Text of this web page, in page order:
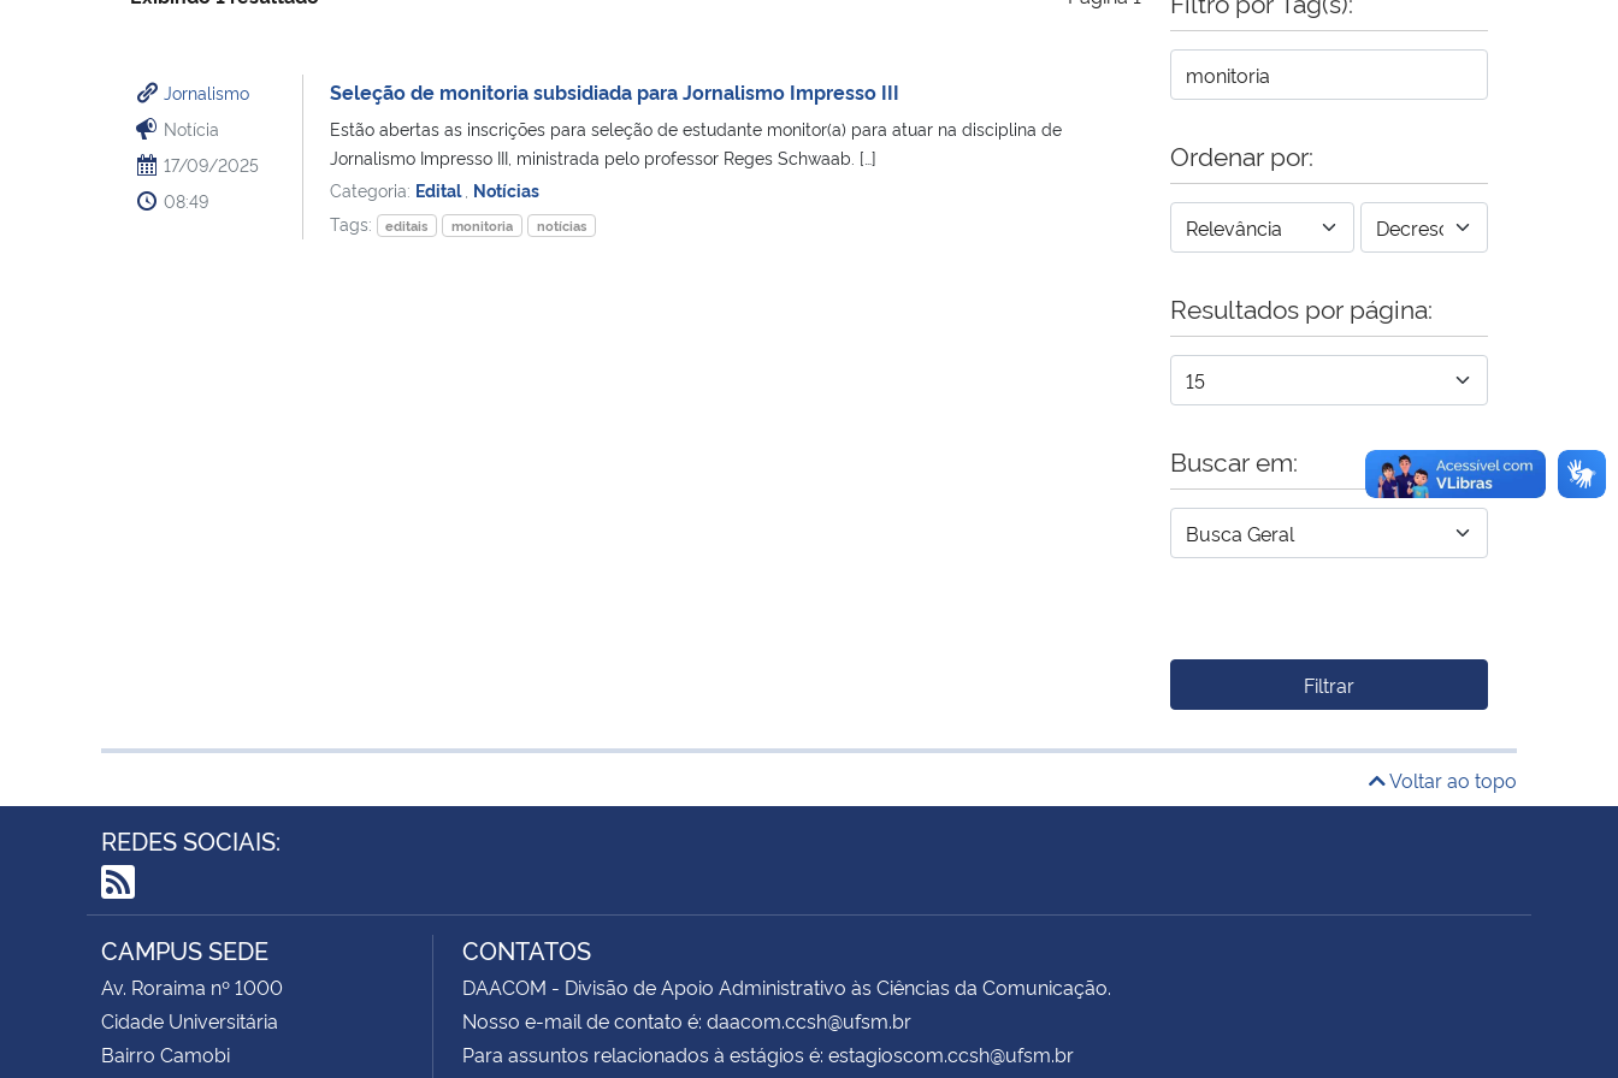
Jornalismo
Notícia
17/09/2025
08:49
Seleção de monitoria subsidiada para Jornalismo Impresso III
Estão abertas as inscrições para seleção de estudante monitor(a) para atuar na disciplina de
Jornalismo Impresso III, ministrada pelo professor Reges Schwaab. […]
Categoria: Edital
Notícias
Tags:
editais monitoria notícias
Ordenar por:
Resultados por página:
Buscar em:
Filtrar
Voltar ao topo
REDES SOCIAIS:
RSS
CAMPUS SEDE
Av. Roraima nº 1000
Cidade Universitária
Bairro Camobi
CONTATOS
DAACOM - Divisão de Apoio Administrativo às Ciências da Comunicação.
Nosso e-mail de contato é: daacom.ccsh@ufsm.br
Para assuntos relacionados à estágios é: estagioscom.ccsh@ufsm.br